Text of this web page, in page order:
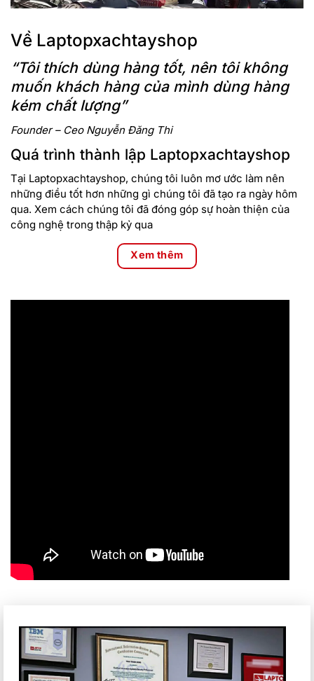
Về Laptopxachtayshop
“Tôi thích dùng hàng tốt, nên tôi không
muốn khách hàng của mình dùng hàng
kém chất lượng”
Founder – Ceo Nguyễn Đăng Thi
Quá trình thành lập Laptopxachtayshop
Tại Laptopxachtayshop, chúng tôi luôn mơ ước làm nên
những điều tốt hơn những gì chúng tôi đã tạo ra ngày hôm
qua. Xem cách chúng tôi đã đóng góp sự hoàn thiện của
công nghệ trong thập kỷ qua
Xem thêm